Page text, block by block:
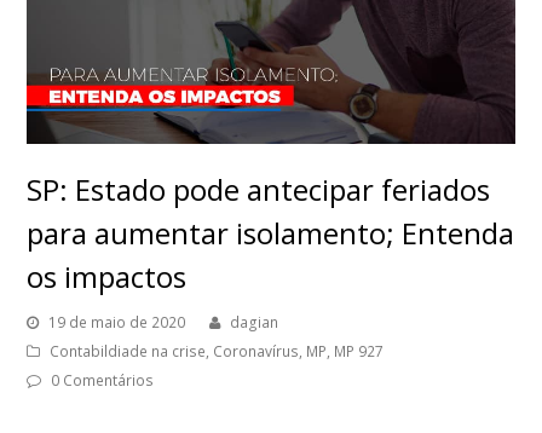
SP: Estado pode antecipar feriados
para aumentar isolamento; Entenda
os impactos
19 de maio de 2020
dagian
Contabildiade na crise, Coronavírus, MP, MP 927
0 Comentários